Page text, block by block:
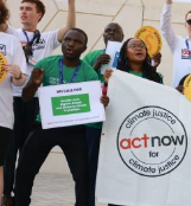
PRODUCTOS
COMUNIDAD
QUIÉNES SOMOS